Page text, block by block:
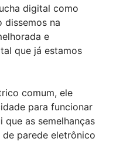
digital como
dissemos na
e
que já estamos
comum, ele
para funcionar
que as semelhanças
parede eletrônico